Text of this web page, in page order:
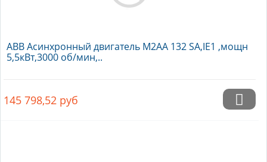
ABB Асинхронный двигатель M2AA 132 SA,IE1 ,мощн
5,5кВт,3000 об/мин,..
145 798,52 руб